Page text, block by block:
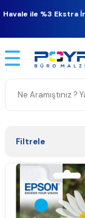
Havale ile %3 Ekstra
Filtrele